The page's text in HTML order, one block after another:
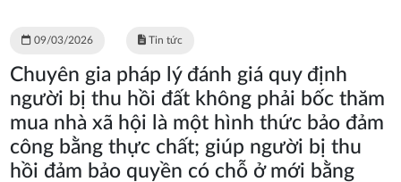
nhà xã hội: 'Lối ưu tiên' cho người bị thu hồi đất
09/03/2026 Tin tức
Chuyên gia pháp lý đánh giá quy định
người bị thu hồi đất không phải bốc thăm
mua nhà xã hội là một hình thức bảo đảm
công bằng thực chất; giúp người bị thu
hồi đảm bảo quyền có chỗ ở mới bằng